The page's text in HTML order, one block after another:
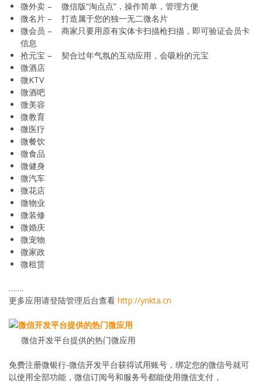
微外卖 – 微信版“淘点点”，操作简单，管理方便
微名片 – 打造属于您的独一无二微名片
微会员 – 商家只要用原有实体卡扫描枪扫描，即可验证会员卡
信息
抢元宝 – 契合过年气氛的互动应用，会吸粉的元宝
微酒店
微KTV
微酒吧
微美容
微教育
微医疗
微餐饮
微食品
微健身
微汽车
微花店
微物业
微装修
微婚庆
微宠物
微家政
微租赁
…….
更多应用请登陆管理后台查看 http://ynkta.cn
微信开发平台提供的热门微应用
免费注册微银行-微信开发平台获得试用账号，绑定您的微信号就可
以使用全部功能，微信订阅号和服务号都能使用微信支付，